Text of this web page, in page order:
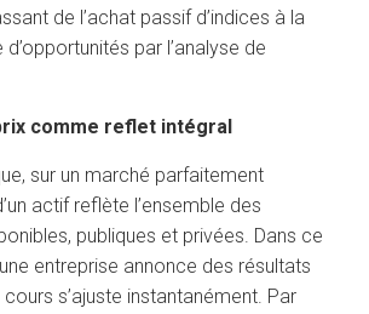
de l’achat passif d’indices à la
par l’analyse de
comme reflet intégral
sur un marché parfaitement
actif reflète l’ensemble des
publiques et privées. Dans ce
entreprise annonce des résultats
s’ajuste instantanément. Par